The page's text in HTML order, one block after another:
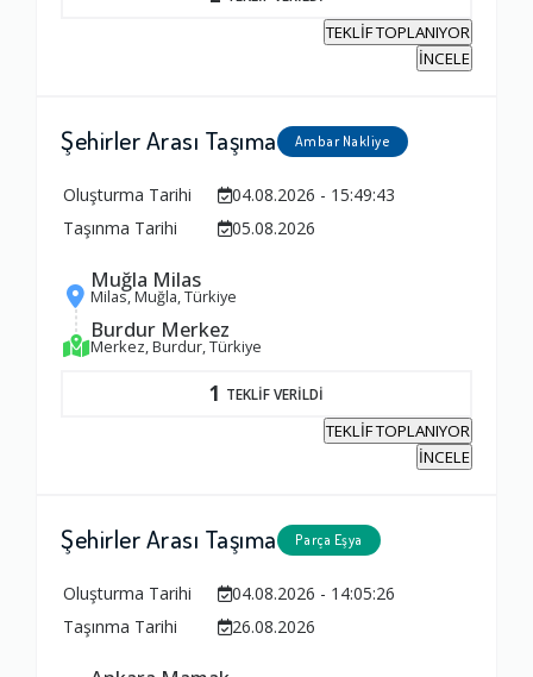
TEKLİF TOPLANIYOR
İNCELE
Şehirler Arası Taşıma Ambar Nakliye
Oluşturma Tarihi
04.08.2026 - 15:49:43
Taşınma Tarihi
05.08.2026
Muğla Milas
Milas, Muğla, Türkiye
Burdur Merkez
Merkez, Burdur, Türkiye
1 TEKLİF VERİLDİ
TEKLİF TOPLANIYOR
İNCELE
Şehirler Arası Taşıma Parça Eşya
Oluşturma Tarihi
04.08.2026 - 14:05:26
Taşınma Tarihi
26.08.2026